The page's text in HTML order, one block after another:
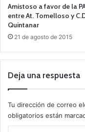
Amistoso a favor de la
entre At. Tomelloso y
Quintanar
21 de agosto de 2015
Deja una respuesta
Tu dirección de correo
obligatorios están